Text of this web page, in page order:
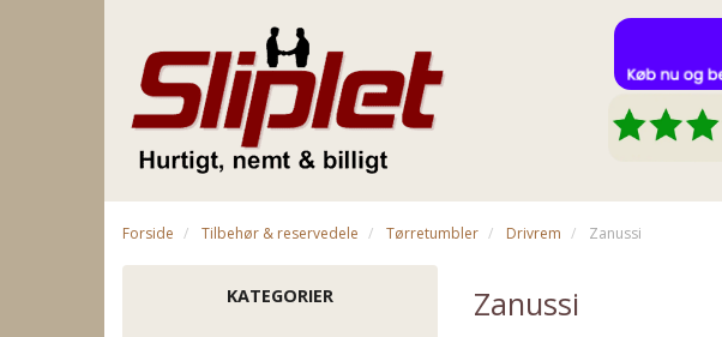
Forside Tilbehør & reservedele Tørretumbler Drivrem Zanussi
KATEGORIER Zanussi